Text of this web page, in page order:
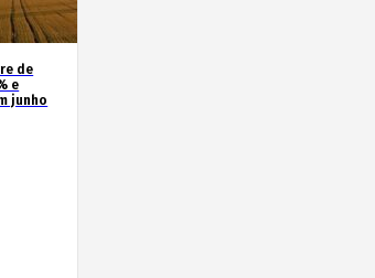
de
e
junho